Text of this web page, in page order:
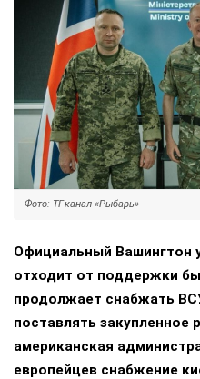
Фото: ТГ-канал «Рыбарь»
Официальный Вашингтон
отходит от поддержки
продолжает снабжать
поставлять закупленное
американская
европейцев снабжение